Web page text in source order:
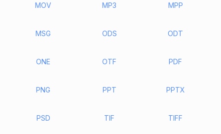
MOV MP3 MPP
MSG ODS ODT
ONE OTF PDF
PNG PPT PPTX
PSD TIF TIFF